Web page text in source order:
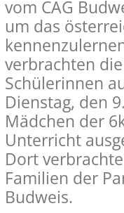
vom CAG
um das
verbrachten
Schülerinnen
Dienstag, den
Mädchen der
Unterricht
Dort
Familien der
Budweis.